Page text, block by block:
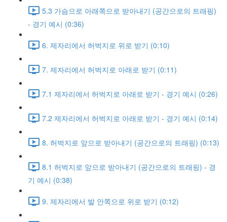
5.3 가슴으로 아래쪽으로 받아내기 (공간으로의 트래핑)
- 경기 예시 (0:36)
6. 제자리에서 허벅지로 위로 받기 (0:10)
7. 제자리에서 허벅지로 아래로 받기 (0:11)
7.1 제자리에서 허벅지로 아래로 받기 - 경기 예시 (0:26)
7.2 제자리에서 허벅지로 아래로 받기 - 경기 예시 (0:14)
8. 허벅지로 앞으로 받아내기 (공간으로의 트래핑) (0:13)
8.1 허벅지로 앞으로 받아내기 (공간으로의 트래핑) - 경
기 예시 (0:38)
9. 제자리에서 발 안쪽으로 위로 받기 (0:12)